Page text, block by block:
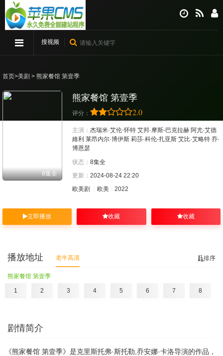
搜视频
首页>美剧 > 熊家餐馆 第壹季
8集全
熊家餐馆 第壹季
评分： 2.0
主演： 杰瑞米·艾伦·怀特 艾邦·摩斯-巴克拉赫 阿尤·艾德
維利 莱昂内尔·博伊斯 莉莎·科伦-扎亚斯 艾比·艾略特 乔·
博恩瑟
状态： 8集全
更新： 2024-08-24 22:20
欧美剧
欧美 2022
立即播放 收藏 收藏
排序
播放地址 老牛高清
熊家餐馆 第壹季
1 2 3 4 5 6 7 8
剧情简介
《熊家餐馆 第壹季》是克里斯托弗·斯托勒,乔安娜·卡洛导演的作品，